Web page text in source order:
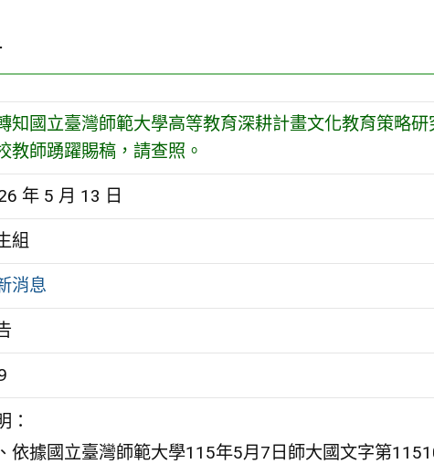
知國立臺灣師範大學高等教育深耕計畫文化教育策略
教師踴躍賜稿，請查照。
年 5 月 13 日
組
消息
：
依據國立臺灣師範大學115年5月7日師大國文字第